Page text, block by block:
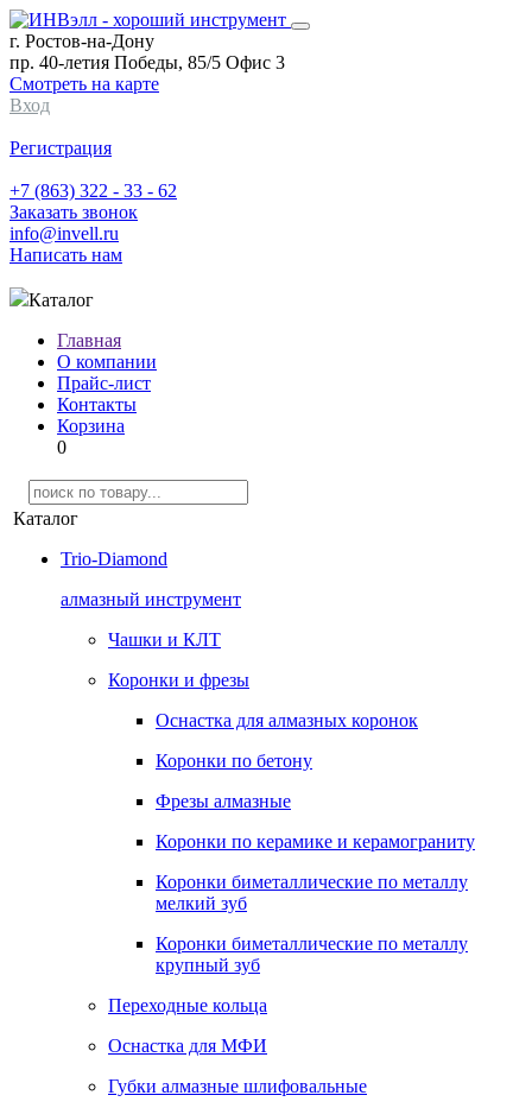
г. Ростов-на-Дону
пр. 40-летия Победы, 85/5 Офис 3
Смотреть на карте
Вход
Регистрация
+7 (863) 322 - 33 - 62
Заказать звонок
info@invell.ru
Написать нам
Каталог
Главная
О компании
Прайс-лист
Контакты
Корзина
0
Каталог
Trio-Diamond
алмазный инструмент
Чашки и КЛТ
Коронки и фрезы
Оснастка для алмазных коронок
Коронки по бетону
Фрезы алмазные
Коронки по керамике и керамограниту
Коронки биметаллические по металлу
мелкий зуб
Коронки биметаллические по металлу
крупный зуб
Переходные кольца
Оснастка для МФИ
Губки алмазные шлифовальные